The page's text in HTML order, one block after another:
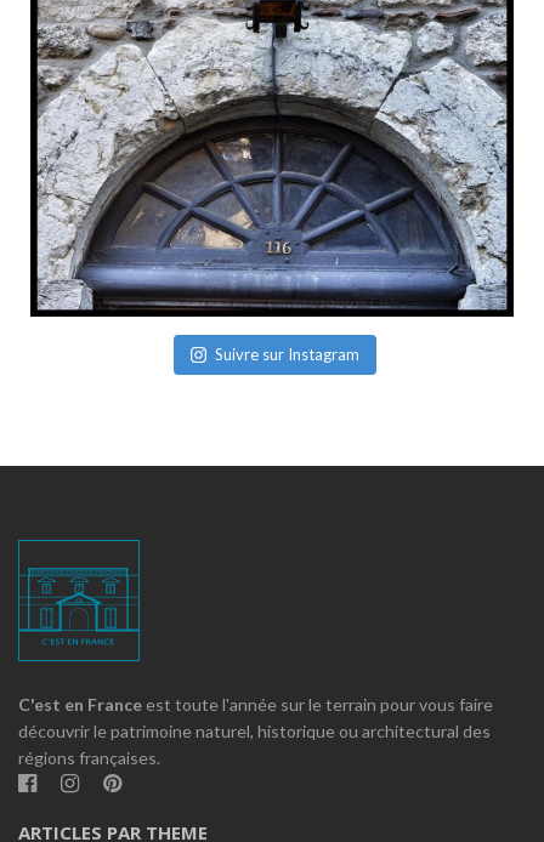
Suivre sur Instagram
C'est en France est toute l'année sur le terrain pour vous faire
découvrir le patrimoine naturel, historique ou architectural des
régions françaises.
ARTICLES PAR THEME